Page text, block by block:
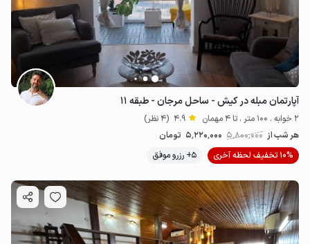
آپارتمان مبله در کیش - ساحل مرجان - طبقه ۱۱
2 خوابه . 100 متر . تا 4 مهمان 4.9 (4 نظر)
هر شب از 5٬800٬000 5٬220٬000 تومان
10% تخفیف لحظه آخری
5+ رزرو موفق